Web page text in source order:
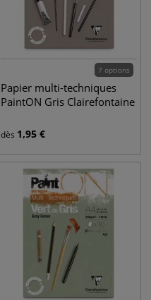
7 options
Papier multi-techniques
PaintON Gris Clairefontaine
dès 1,95 €